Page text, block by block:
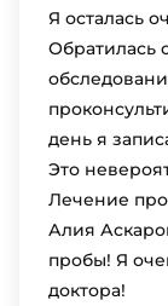
Я осталась
Обратилась
день я
Это
Лечение
Алия
пробы! Я
доктора!